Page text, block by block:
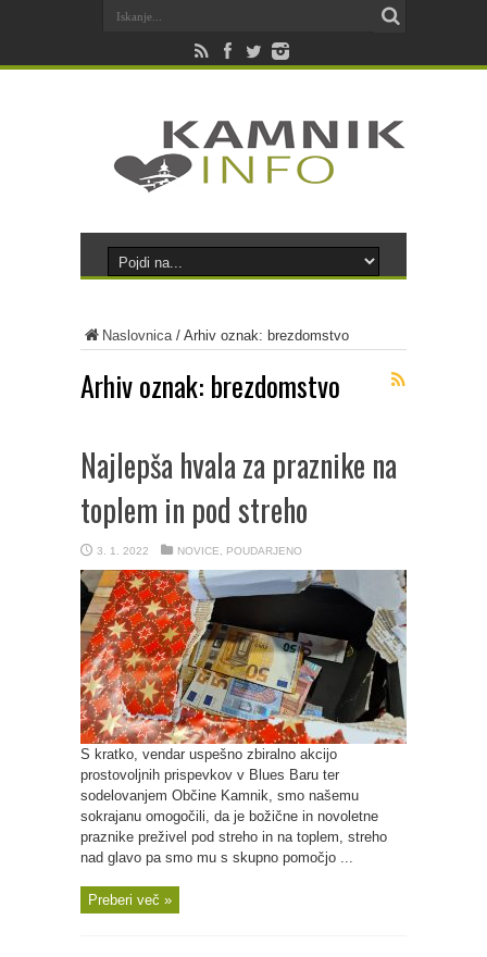
Naslovnica/ Arhiv oznak: brezdomstvo
Arhiv oznak: brezdomstvo
Najlepša hvala za praznike na
toplem in pod streho
3. 1. 2022 NOVICE POUDARJENO
S kratko, vendar uspešno zbiralno akcijo
prostovoljnih prispevkov v Blues Baru ter
sodelovanjem Občine Kamnik, smo našemu
sokrajanu omogočili, da je božične in novoletne
praznike preživel pod streho in na toplem, streho
nad glavo pa smo mu s skupno pomočjo ...
Preberi več »